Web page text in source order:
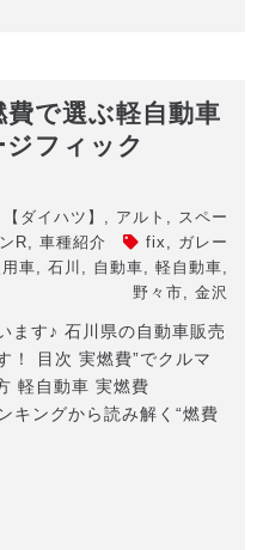
で選ぶ軽自動車
フィック
【ダイハツ】 , アルト , スペー
R, 車種紹介 fix , ガレー
車, 石川 , 自動車, 軽自動車,
野々市, 金沢
ます♪ 石川県の自動車販売
！ 目次 実燃費”でクルマ
軽自動車 実燃費
キングから読み解く“燃費